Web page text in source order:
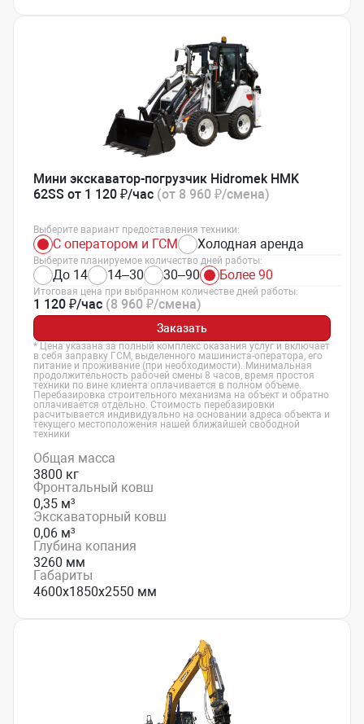
Мини экскаватор-погрузчик Hidromek HMK
62SS от 1 120 ₽/час (от 8 960 ₽/смена)
Выберите вариант предоставления техники:
С оператором и ГСМ Холодная аренда
Выберите планируемое количество дней работы:
До 14 14–30 30–90 Более 90
Итоговая цена при выбранном количестве дней работы:
1 120 ₽/час (8 960 ₽/смена)
Заказать
* Цена указана за полный комплекс оказания услуг и включает
в себя заправку ГСМ, выделенного машиниста-оператора, его
питание и проживание (при необходимости). Минимальная
продолжительность рабочей смены 8 часов, время простоя
техники по вине клиента оплачивается в полном объеме.
Перебазировка строительного механизма на объект и обратно
оплачивается отдельно. Стоимость перебазировки
расчитывается индивидуально на основании адреса объекта и
текущего местоположения нашей ближайшей свободной
техники
Общая масса
3800 кг
Фронтальный ковш
0,35 м³
Экскаваторный ковш
0,06 м³
Глубина копания
3260 мм
Габариты
4600х1850х2550 мм